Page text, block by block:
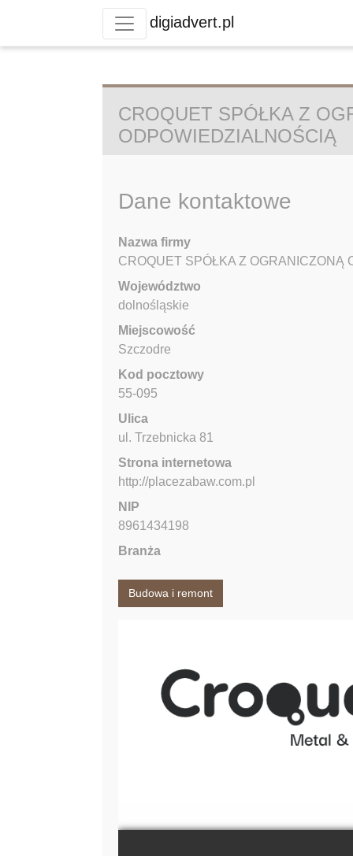
digiadvert.pl
CROQUET SPÓŁKA Z
ODPOWIEDZIALNOŚCIĄ
Dane kontaktowe
Nazwa firmy
CROQUET SPÓŁKA Z OGRANICZONĄ
Województwo
dolnośląskie
Miejscowość
Szczodre
Kod pocztowy
55-095
Ulica
ul. Trzebnicka 81
Strona internetowa
http://placezabaw.com.pl
NIP
8961434198
Branża
Budowa i remont